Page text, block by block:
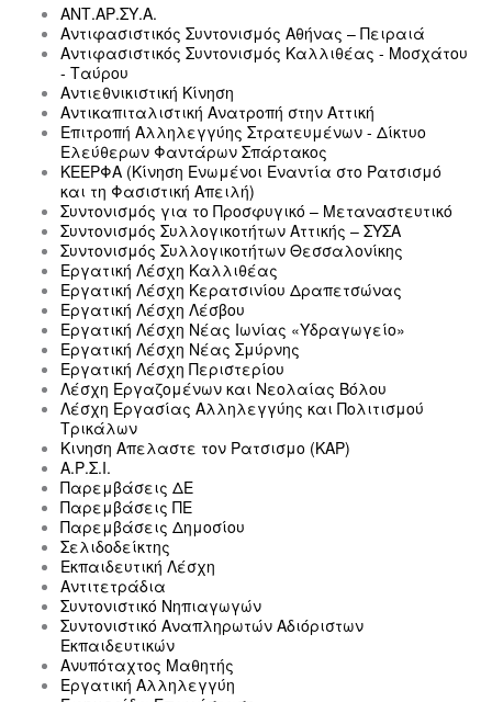
ΑΝΤ.ΑΡ.ΣΥ.Α.
Αντιφασιστικός Συντονισμός Αθήνας – Πειραιά
Αντιφασιστικός Συντονισμός Καλλιθέας - Μοσχάτου
- Ταύρου
Αντιεθνικιστική Κίνηση
Αντικαπιταλιστική Ανατροπή στην Αττική
Επιτροπή Αλληλεγγύης Στρατευμένων - Δίκτυο
Ελεύθερων Φαντάρων Σπάρτακος
ΚΕΕΡΦΑ (Κίνηση Ενωμένοι Εναντία στο Ρατσισμό
και τη Φασιστική Απειλή)
Συντονισμός για το Προσφυγικό – Μεταναστευτικό
Συντονισμός Συλλογικοτήτων Αττικής – ΣΥΣΑ
Συντονισμός Συλλογικοτήτων Θεσσαλονίκης
Εργατική Λέσχη Καλλιθέας
Εργατική Λέσχη Κερατσινίου Δραπετσώνας
Εργατική Λέσχη Λέσβου
Εργατική Λέσχη Νέας Ιωνίας «Υδραγωγείο»
Εργατική Λέσχη Νέας Σμύρνης
Εργατική Λέσχη Περιστερίου
Λέσχη Εργαζομένων και Νεολαίας Βόλου
Λέσχη Εργασίας Αλληλεγγύης και Πολιτισμού
Τρικάλων
Κινηση Απελαστε τον Ρατσισμο (ΚΑΡ)
Α.Ρ.Σ.Ι.
Παρεμβάσεις ΔΕ
Παρεμβάσεις ΠΕ
Παρεμβάσεις Δημοσίου
Σελιδοδείκτης
Εκπαιδευτική Λέσχη
Αντιτετράδια
Συντονιστικό Νηπιαγωγών
Συντονιστικό Αναπληρωτών Αδιόριστων
Εκπαιδευτικών
Ανυπόταχτος Μαθητής
Εργατική Αλληλεγγύη